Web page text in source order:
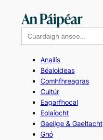
contentSearch
for:
Anailís
Béaloideas
Comhfhreagras
Cultúr
Eagarfhocal
Eolaíocht
Gaeilge & Gaeltacht
Gnó